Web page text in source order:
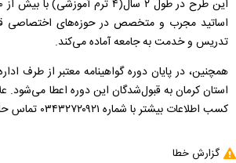
اساتید مجرب و متخصص در حوزه‌های اختصاصی
تدریس و خدمت به جامعه آماده می‌کند.
همچنین، در پایان دوره گواهینامه معتبر از طرف
استان کرمان به قبول‌شدگان این دوره اعطا می‌شود.
کسب اطلاعات بیشتر با شماره ۰۳۴۳۲۷۲۰۹۲۱ تماس حاصل کنند.
گزارش خطا